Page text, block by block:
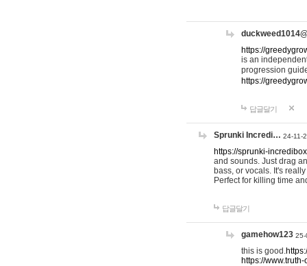
https://
is an
progression
https://
답글달기
Sprunki Incredi… 24-11-
https://sprunki-
and sounds. Just drag
bass, or vocals. It's
Perfect for killing time
답글달기
gamehow123 25-
this is good.
https://